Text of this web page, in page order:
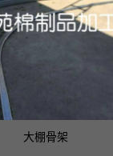
大棚骨架